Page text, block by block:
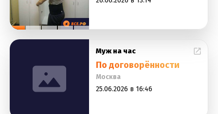
Муж на час
По договорённости
Москва
25.06.2026 в 16:46